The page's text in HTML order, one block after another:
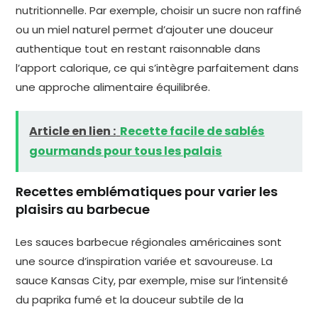
nutritionnelle. Par exemple, choisir un sucre non raffiné
ou un miel naturel permet d’ajouter une douceur
authentique tout en restant raisonnable dans
l’apport calorique, ce qui s’intègre parfaitement dans
une approche alimentaire équilibrée.
Article en lien : Recette facile de sablés
gourmands pour tous les palais
Recettes emblématiques pour varier les
plaisirs au barbecue
Les sauces barbecue régionales américaines sont
une source d’inspiration variée et savoureuse. La
sauce Kansas City, par exemple, mise sur l’intensité
du paprika fumé et la douceur subtile de la